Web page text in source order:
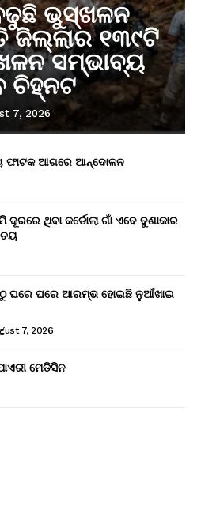
ଭୁସ୍ଖଳନ
୧୩୯ଟି
ସମ୍ଭାବ୍ୟ
ଚିହ୍ନଟ
7, 2026
ଫାଟକ ଆଗରେ ଆନ୍ଦୋଳନ
ଥିବା କର୍ଡୋଲା ଗାଁ ଏବେ ବୁଣାକାର
ଘରେ ଘରେ ଆରମ୍ଭ ହୋଇଛି ନୁଆଁଖାଇ
7, 2026
ମେଡିସିନ